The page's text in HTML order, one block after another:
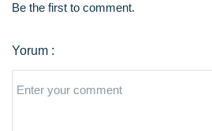
Be the first to comment.